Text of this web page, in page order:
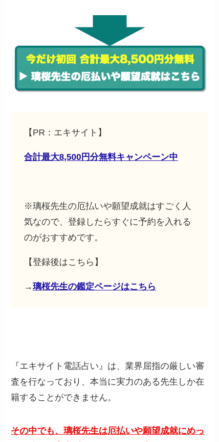
【PR：エキサイト】
合計最大8,500円分無料キャンペーン中
※璃桜先生の厄払いや願望成就はすごく人
気なので、登録したらすぐに予約を入れる
のがおすすめです。
【登録後はこちら】
→璃桜先生の鑑定ページはこちら
『エキサイト電話占い』は、業界屈指の厳しい審
査を行なっており、本当に実力のある先生しか在
籍することができません。
その中でも、璃桜先生は厄払いや願望成就にめっ